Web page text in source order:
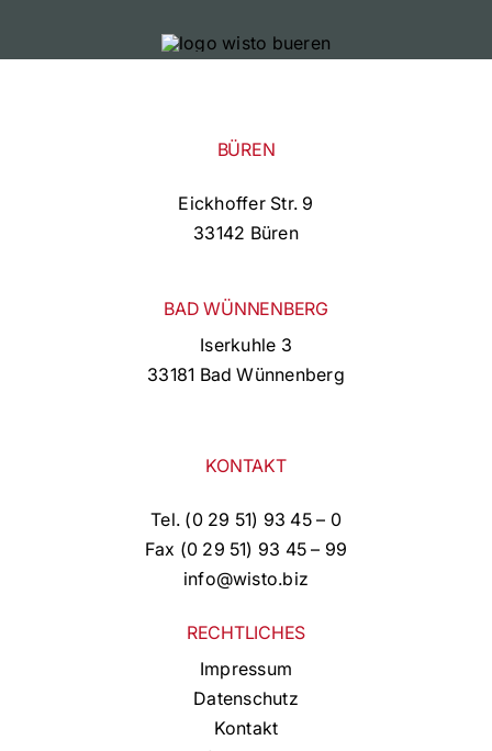
BÜREN
Eickhoffer Str. 9
33142 Büren
BAD WÜNNENBERG
Iserkuhle 3
33181 Bad Wünnenberg
KONTAKT
Tel. (0 29 51) 93 45 – 0
Fax (0 29 51) 93 45 – 99
info@wisto.biz
RECHTLICHES
Impressum
Datenschutz
Kontakt